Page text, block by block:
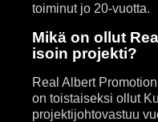
toiminut jo 20-vuotta.
Mikä on ollut
isoin projekti?
Real Albert
on toistaiseksi ollut
projektijohtovastuu